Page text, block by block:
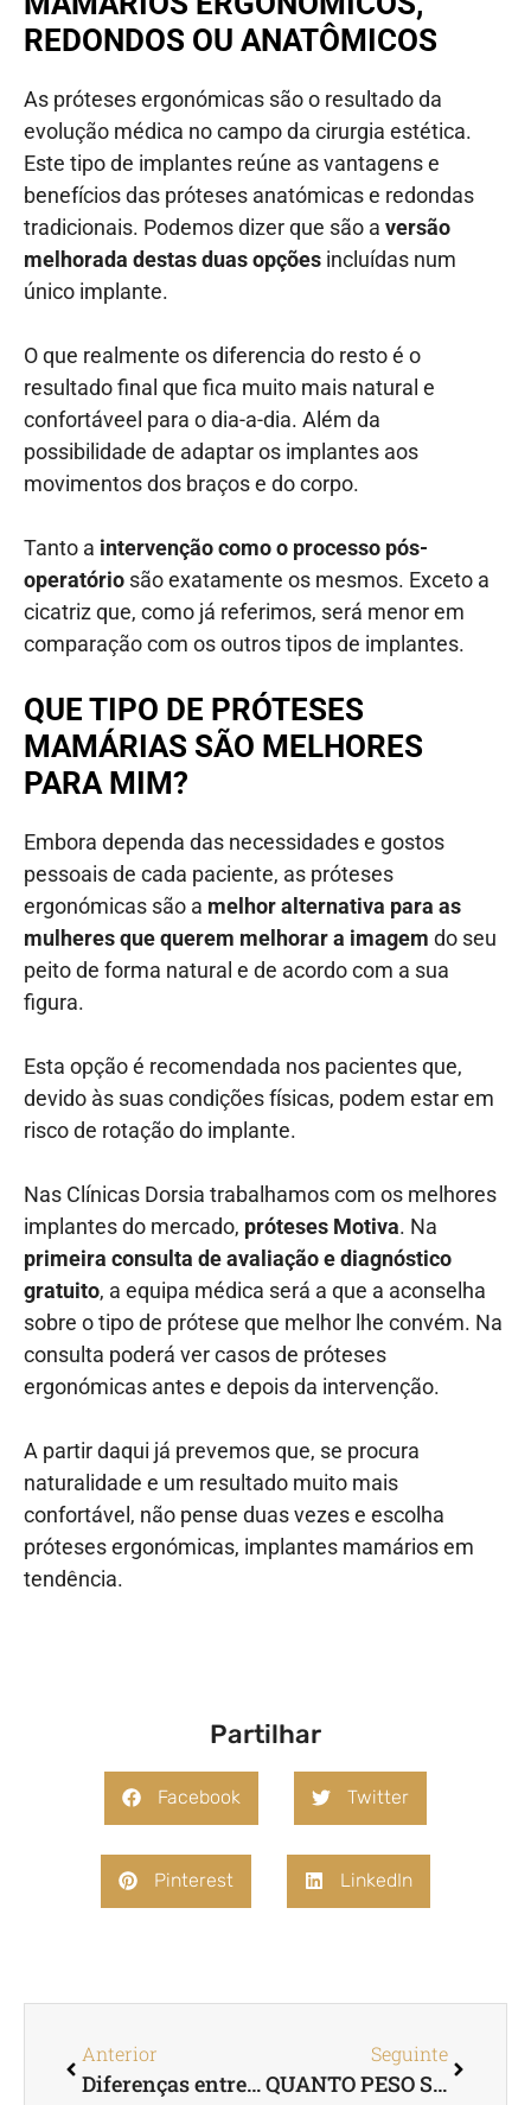
REDONDOS OU ANATÔMICOS
As próteses ergonómicas são o resultado da
evolução médica no campo da cirurgia estética.
Este tipo de implantes reúne as vantagens e
benefícios das próteses anatómicas e redondas
tradicionais. Podemos dizer que são a versão
melhorada destas duas opções incluídas num
único implante.
O que realmente os diferencia do resto é o
resultado final que fica muito mais natural e
confortáveel para o dia-a-dia. Além da
possibilidade de adaptar os implantes aos
movimentos dos braços e do corpo.
Tanto a intervenção como o processo pós-
operatório são exatamente os mesmos. Exceto a
cicatriz que, como já referimos, será menor em
comparação com os outros tipos de implantes.
QUE TIPO DE PRÓTESES
MAMÁRIAS SÃO MELHORES
PARA MIM?
Embora dependa das necessidades e gostos
pessoais de cada paciente, as próteses
ergonómicas são a melhor alternativa para as
mulheres que querem melhorar a imagem do seu
peito de forma natural e de acordo com a sua
figura.
Esta opção é recomendada nos pacientes que,
devido às suas condições físicas, podem estar em
risco de rotação do implante.
Nas Clínicas Dorsia trabalhamos com os melhores
implantes do mercado, próteses Motiva. Na
primeira consulta de avaliação e diagnóstico
gratuito, a equipa médica será a que a aconselha
sobre o tipo de prótese que melhor lhe convém. Na
consulta poderá ver casos de próteses
ergonómicas antes e depois da intervenção.
A partir daqui já prevemos que, se procura
naturalidade e um resultado muito mais
confortável, não pense duas vezes e escolha
próteses ergonómicas, implantes mamários em
tendência.
Partilhar
Facebook Twitter
Pinterest LinkedIn
Anterior
Diferenças entre a lipoaspiração e a lipoescultura
Seguinte
QUANTO PESO SE PERDE COM O BALÃO GÁSTRICO